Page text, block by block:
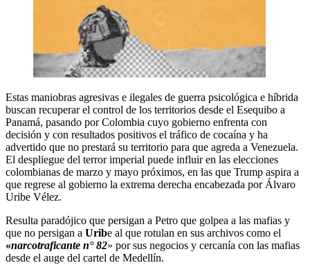
Estas maniobras agresivas e ilegales de guerra psicológica e híbrida
buscan recuperar el control de los territorios desde el Esequibo a
Panamá, pasando por Colombia cuyo gobierno enfrenta con
decisión y con resultados positivos el tráfico de cocaína y ha
advertido que no prestará su territorio para que agreda a Venezuela.
El despliegue del terror imperial puede influir en las elecciones
colombianas de marzo y mayo próximos, en las que Trump aspira a
que regrese al gobierno la extrema derecha encabezada por Álvaro
Uribe Vélez.
Resulta paradójico que persigan a Petro que golpea a las mafias y
que no persigan a Uribe al que rotulan en sus archivos como el
«narcotraficante n° 82» por sus negocios y cercanía con las mafias
desde el auge del cartel de Medellín.